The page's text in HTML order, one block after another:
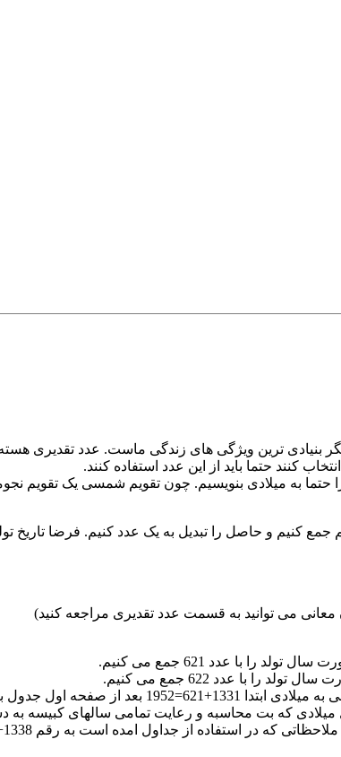
بیانگر بنیادی ترین ویژگی های زندگی ماست. عدد
کنند حتما باید از این عدد استفاده کنند.
حتما به میلادی بنویسیم. چون تقویم شمسی یک تقویم
به یک عدد کنیم. فرضا تاریخ تولد فردی 2/12/1981 است. طریقه محاسبه عدد تقدیری این فرد به
مثال: برای محاسبه تاریخ تولد 8/10/